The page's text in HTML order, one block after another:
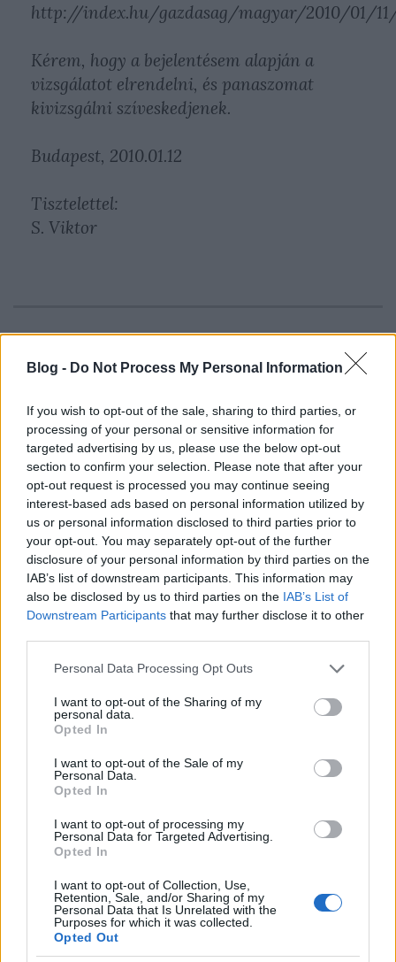
Blog - Do Not Process My Personal Information
If you wish to opt-out of the sale, sharing to third parties, or
processing of your personal or sensitive information for
targeted advertising by us, please use the below opt-out
section to confirm your selection. Please note that after your
opt-out request is processed you may continue seeing
interest-based ads based on personal information utilized by
us or personal information disclosed to third parties prior to
your opt-out. You may separately opt-out of the further
disclosure of your personal information by third parties on the
IAB’s list of downstream participants. This information may
also be disclosed by us to third parties on the IAB’s List of
Downstream Participants that may further disclose it to other
Please note that this website/app uses one or more Google
not limited to your visit or usage behaviour. You may click to
grant or deny consent to Google and its third-party tags to
use your data for below specified purposes in below Google
consent section.
Personal Data Processing Opt Outs
I want to opt-out of the Sharing of my
personal data.
Opted In
I want to opt-out of the Sale of my
Personal Data.
Opted In
I want to opt-out of processing my
Personal Data for Targeted Advertising.
Opted In
I want to opt-out of Collection, Use,
Retention, Sale, and/or Sharing of my
Personal Data that Is Unrelated with the
Purposes for which it was collected.
Opted Out
http://index.hu/gazdasag/magyar/2010/01/
Kérem, hogy a bejelentésem alapján a
vizsgálatot elrendelni, és panaszomat
kivizsgálni szíveskedjenek.
Budapest, 2010.01.12
Tisztelettel:
S. Viktor
Ajánlott bejegyzések:
Megbízhatóan érkezik a rendszeres
kékhalál
Patikából turkáló: használt
Amikor hetek óta otthon ülsz a
voltál otthon
Varázslatos időutazás a Digi
ügyfélszolgálatán
Duzzogott az üzletvezető, most meg
mosogathatok kézzel